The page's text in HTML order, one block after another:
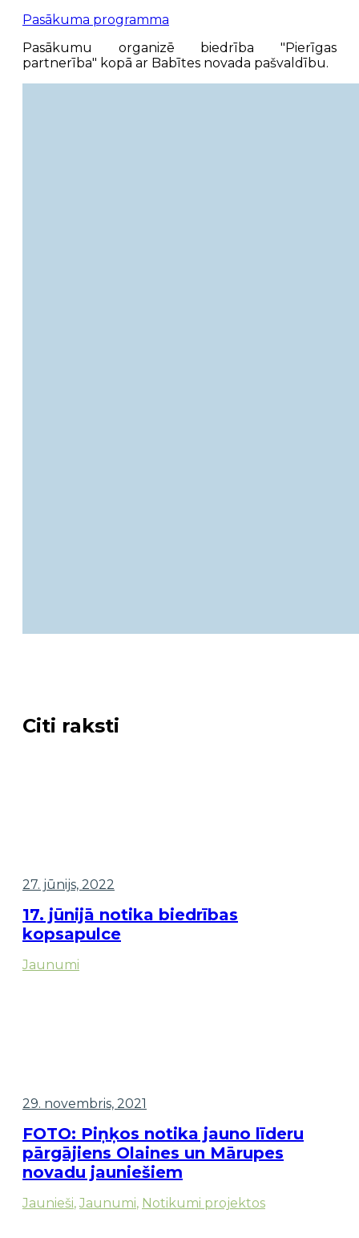
Pasākuma programma
Pasākumu organizē biedrība "Pierīgas
partnerība" kopā ar Babītes novada pašvaldību.
Citi raksti
27. jūnijs, 2022
17. jūnijā notika biedrības
kopsapulce
Jaunumi
29. novembris, 2021
FOTO: Piņķos notika jauno līderu
pārgājiens Olaines un Mārupes
novadu jauniešiem
Jaunieši, Jaunumi, Notikumi projektos